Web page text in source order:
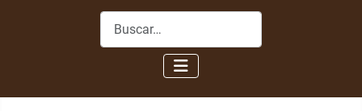
Buscar